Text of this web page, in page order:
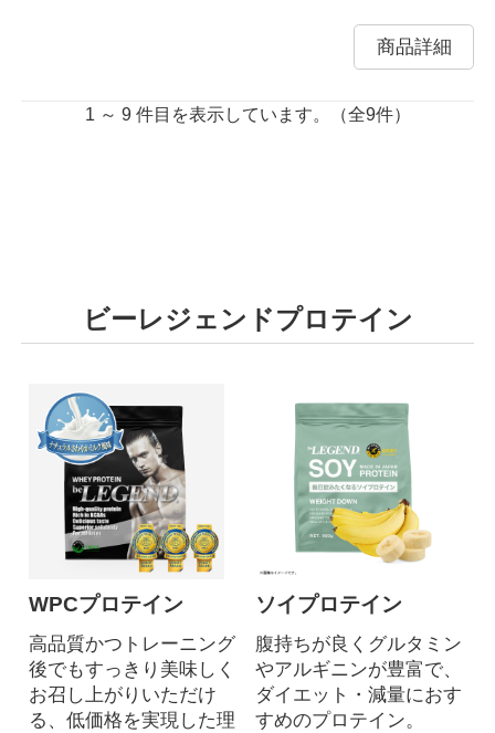
商品詳細
1 ～ 9 件目を表示しています。（全9件）
ビーレジェンドプロテイン
WPCプロテイン
高品質かつトレーニング
後でもすっきり美味しく
お召し上がりいただけ
る、低価格を実現した理
ソイプロテイン
腹持ちが良くグルタミン
やアルギニンが豊富で、
ダイエット・減量におす
すめのプロテイン。